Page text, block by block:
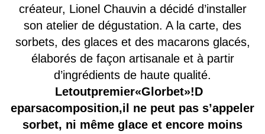
créateur, Lionel Chauvin a décidé d’installer
son atelier de dégustation. A la carte, des
sorbets, des glaces et des macarons glacés,
élaborés de façon artisanale et à partir
d’ingrédients de haute qualité.
Letoutpremier«Glorbet»!D
eparsacomposition,il ne peut pas s’appeler
sorbet, ni même glace et encore moins